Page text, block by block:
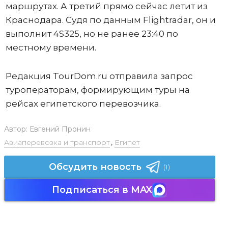
маршрутах. А третий прямо сейчас летит из
Краснодара. Судя по данным Flightradar, он и
выполнит 4S325, но не ранее 23:40 по
местному времени.
Редакция TourDom.ru отправила запрос
туроператорам, формирующим туры на
рейсах египетского перевозчика.
Автор: Евгений Пронин
Авиаперевозка и транспорт, Египет
Обсудить новость (1)
Подписаться в MAX